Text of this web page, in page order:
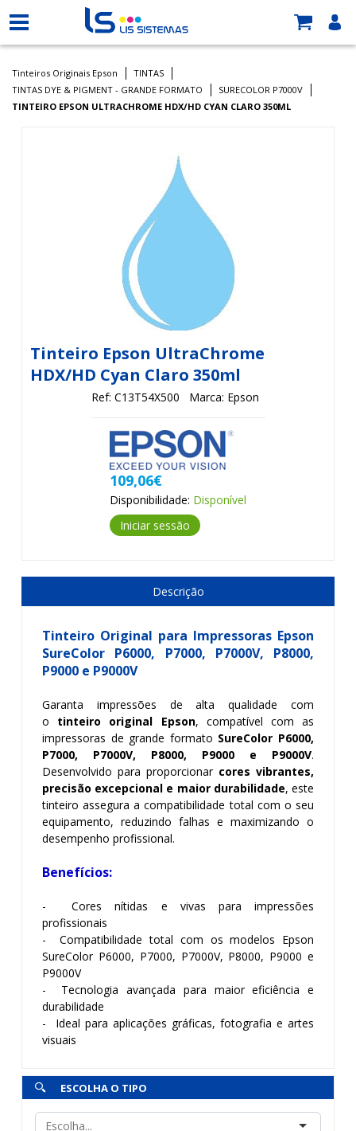
Tinteiros Originais Epson
TINTAS
TINTAS DYE & PIGMENT - GRANDE FORMATO
SURECOLOR P7000V
TINTEIRO EPSON ULTRACHROME HDX/HD CYAN CLARO 350ML
Tinteiro Epson UltraChrome
HDX/HD Cyan Claro 350ml
Ref: C13T54X500 Marca: Epson
109,06€
Disponibilidade: Disponível
Iniciar sessão
Descrição
Tinteiro Original para Impressoras Epson
SureColor P6000, P7000, P7000V, P8000,
P9000 e P9000V
Garanta impressões de alta qualidade com
o tinteiro original Epson, compatível com as
impressoras de grande formato SureColor P6000,
P7000, P7000V, P8000, P9000 e P9000V.
Desenvolvido para proporcionar cores vibrantes,
precisão excepcional e maior durabilidade, este
tinteiro assegura a compatibilidade total com o seu
equipamento, reduzindo falhas e maximizando o
desempenho profissional.
Benefícios:
- Cores nítidas e vivas para impressões
profissionais
- Compatibilidade total com os modelos Epson
SureColor P6000, P7000, P7000V, P8000, P9000 e
P9000V
- Tecnologia avançada para maior eficiência e
durabilidade
- Ideal para aplicações gráficas, fotografia e artes
visuais
ESCOLHA O TIPO